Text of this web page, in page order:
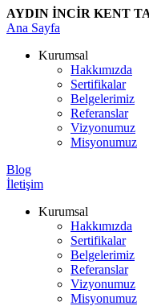
AYDIN İNCİR KENT
Ana Sayfa
Kurumsal
Hakkımızda
Sertifikalar
Belgelerimiz
Referanslar
Vizyonumuz
Misyonumuz
Blog
İletişim
Kurumsal
Hakkımızda
Sertifikalar
Belgelerimiz
Referanslar
Vizyonumuz
Misyonumuz